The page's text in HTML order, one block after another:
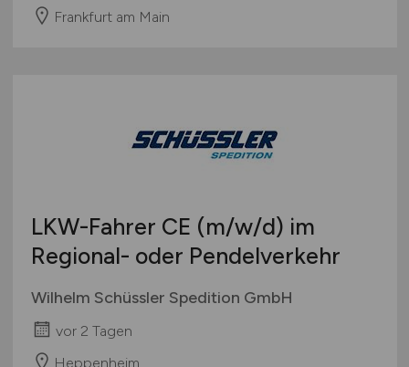
Frankfurt am Main
LKW-Fahrer CE (m/w/d) im
Regional- oder Pendelverkehr
Wilhelm Schüssler Spedition GmbH
vor 2 Tagen
Heppenheim